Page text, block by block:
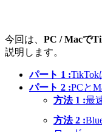
今回は、 PC / Macで
説明します。
パート 1 :TikTok
パート 2 :PCと
方法 1 :最
方法 2 :